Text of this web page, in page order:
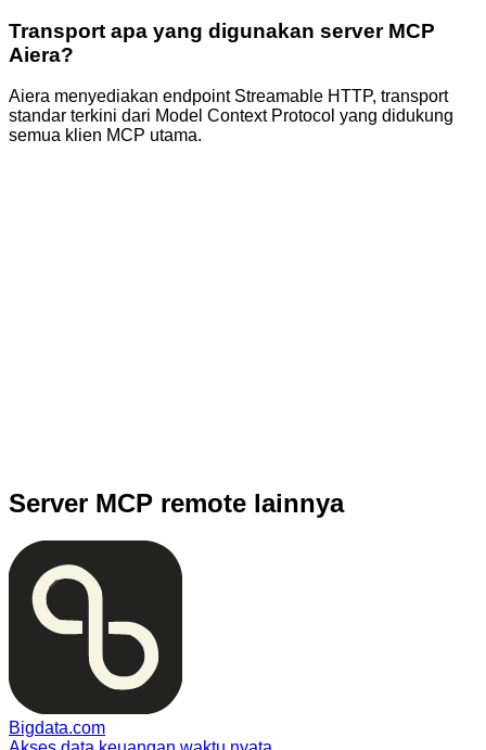
Transport apa yang digunakan server MCP
Aiera?
Aiera menyediakan endpoint Streamable HTTP, transport
standar terkini dari Model Context Protocol yang didukung
semua klien MCP utama.
Server MCP remote lainnya
Bigdata.com